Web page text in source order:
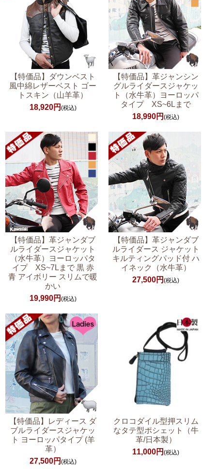
【特価品】ダウンベスト
風中綿レザーベスト ゴー
トスキン（山羊革）
18,920円 (税込)
【特価品】革ジャンシン
グルライダースジャケッ
ト（水牛革）ヨーロッパ
タイプ XS~6Lまで
18,990円(税込)
【特価品】革ジャンダブ
ルライダースジャケット
（水牛革）ヨーロッパタ
イプ XS~7Lまで 黒 赤
青 アイボリー スリムで暖
かい
19,990円 (税込)
【特価品】革ジャンダブ
ルライダース ジャケット
キルティングパッド付 ハ
イネック（水牛革）
27,500円(税込)
【特価品】レディース ダ
ブルライダースジャケッ
ト ヨーロッパタイプ (羊
革）
27,500円 (税込)
クロコダイル型押スリム
なタテ型ポシェット（牛
革/日本製）
11,000円(税込)